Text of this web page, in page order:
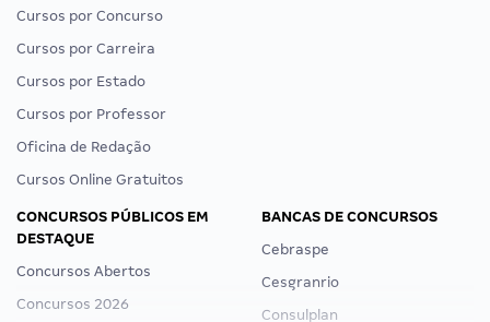
Cursos por Concurso
Cursos por Carreira
Cursos por Estado
Cursos por Professor
Oficina de Redação
Cursos Online Gratuitos
CONCURSOS PÚBLICOS EM
DESTAQUE
Concursos Abertos
Concursos 2026
BANCAS DE CONCURSOS
Cebraspe
Cesgranrio
Consulplan